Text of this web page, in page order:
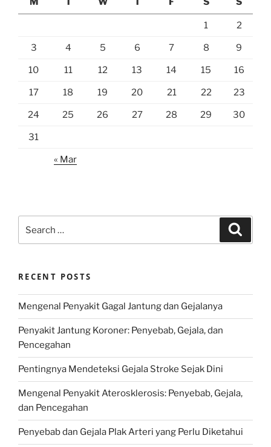
1 2
3 4 5 6 7 8 9
10 11 12 13 14 15 16
17 18 19 20 21 22 23
24 25 26 27 28 29 30
31
« Mar
for:
RECENT POSTS
Mengenal Penyakit Gagal Jantung dan Gejalanya
Penyakit Jantung Koroner: Penyebab, Gejala, dan
Pencegahan
Pentingnya Mendeteksi Gejala Stroke Sejak Dini
Mengenal Penyakit Aterosklerosis: Penyebab, Gejala,
dan Pencegahan
Penyebab dan Gejala Plak Arteri yang Perlu Diketahui